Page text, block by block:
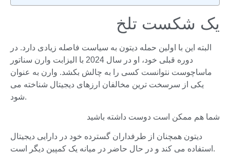
یک شکست تلخ
البته این با اولین حمله دیتون به سیاست فاصله زیادی دارد. در
دوره قبلی خود، او در سال 2024 با الیزابت وارن سناتور
ماساچوست نتوانست کسی را به چالش بکشد. وارن به عنوان
یکی از سرسخت ترین مخالفان ارزهای دیجیتال شناخته می
شود.
شما هم ممکن است دوست داشته باشید
دیتون همچنان از طرفداران گسترده خود در دارایی دیجیتال
استفاده می کند و در حال حاضر در میانه یک کمپین دیگر است.